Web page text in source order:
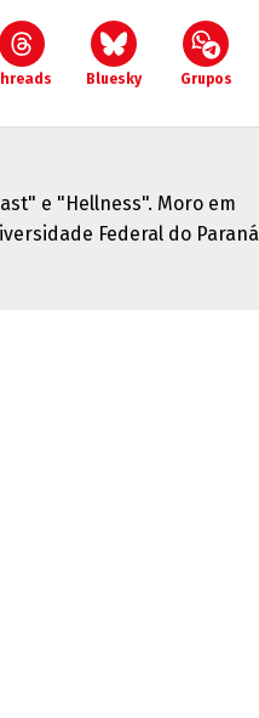
Bluesky Grupos
e "Hellness". Moro em
Federal do Paraná